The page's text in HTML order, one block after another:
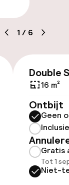
1 / 6
Double
16 m²
Ontbijt
Geen
Gratis
Tot 1
Niet-